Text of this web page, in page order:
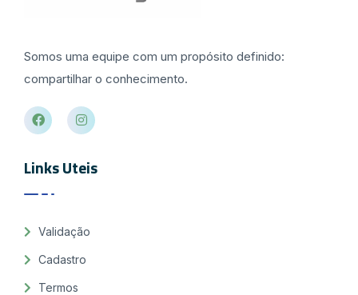
Somos uma equipe com um propósito definido:
compartilhar o conhecimento.
Links Uteis
Validação
Cadastro
Termos